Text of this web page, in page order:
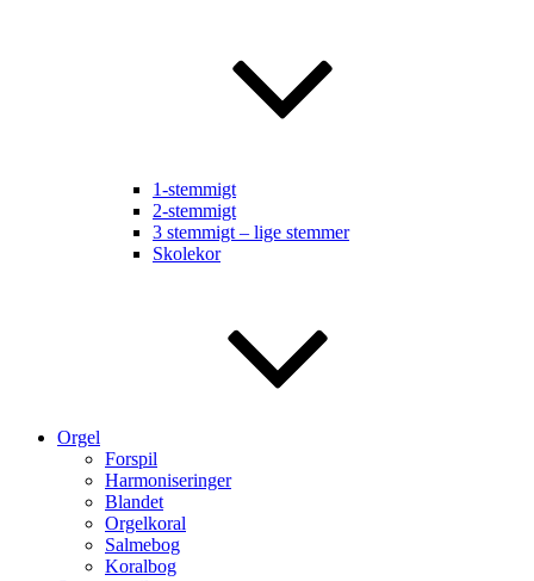
1-stemmigt
2-stemmigt
3 stemmigt – lige stemmer
Skolekor
Orgel
Forspil
Harmoniseringer
Blandet
Orgelkoral
Salmebog
Koralbog